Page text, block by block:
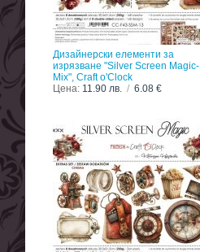
Дизайнерски елементи за
изрязване "Silver Screen Magic-
Mix", Craft o'Clock
Цена: 11.90 лв. / 6.08 €